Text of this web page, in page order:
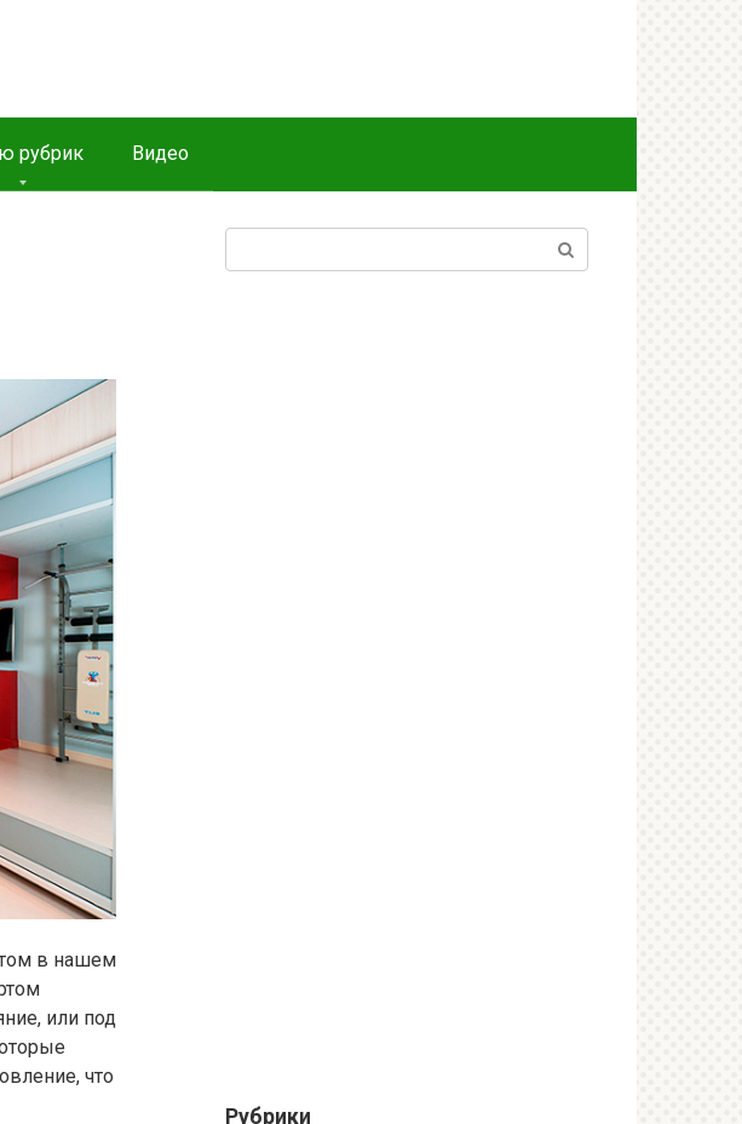
рубрик Видео
в нашем
или под
что
Рубрики